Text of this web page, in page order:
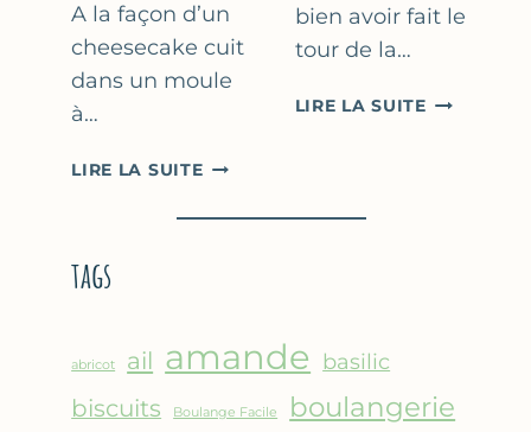
A la façon d’un
cheesecake cuit
dans un moule
à…
LIRE LA SUITETERRINE
YAOURT
&
ROUGES
bien avoir fait le
tour de la…
LIRE LA SUITEASPERGES
tags
abricot ail amande basilic
biscuits Boulange Facile boulangerie